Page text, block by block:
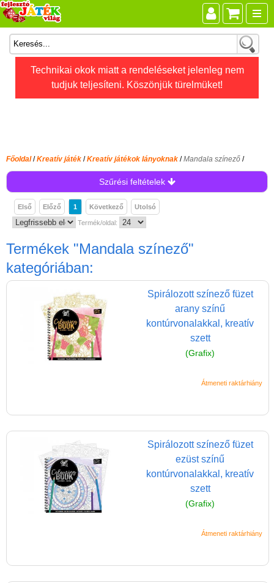
Technikai okok miatt a rendeléseket jelenleg nem
tudjuk teljesíteni. Köszönjük türelmüket!
Főoldal/Kreatív játék /Kreatív játékok lányoknak /Mandala színező /
Szűrési feltételek
Első Előző 1 Következő Utolsó
Termék/oldal:
Termékek "Mandala színező"
kategóriában:
Spirálozott színező füzet
arany színű
kontúrvonalakkal, kreatív
szett
(Grafix)
Átmeneti raktárhiány
Spirálozott színező füzet
ezüst színű
kontúrvonalakkal, kreatív
szett
(Grafix)
Átmeneti raktárhiány
Összes játék
Játékok életkor szerint
Bébijátékok
Diafilm
Építőjáték
Fajátékok
Futóbiciklik, rollerek
Gyerekszoba
Intelligens gyurma
Papír írószer, kreatív
eszközök, rajzeszközök
Kreatív játékok kicsiknek
Kreatív játékok